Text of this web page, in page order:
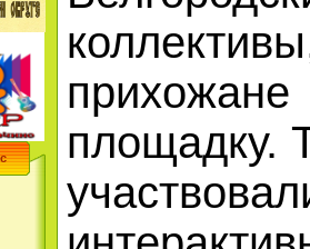
площадку.